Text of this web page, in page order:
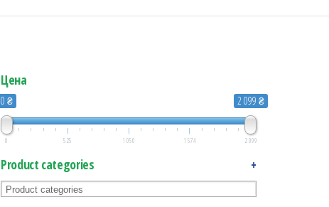
Цена
0 ₴ 2 099 ₴
0 525 1 050 1 574 2 099
Product categories +